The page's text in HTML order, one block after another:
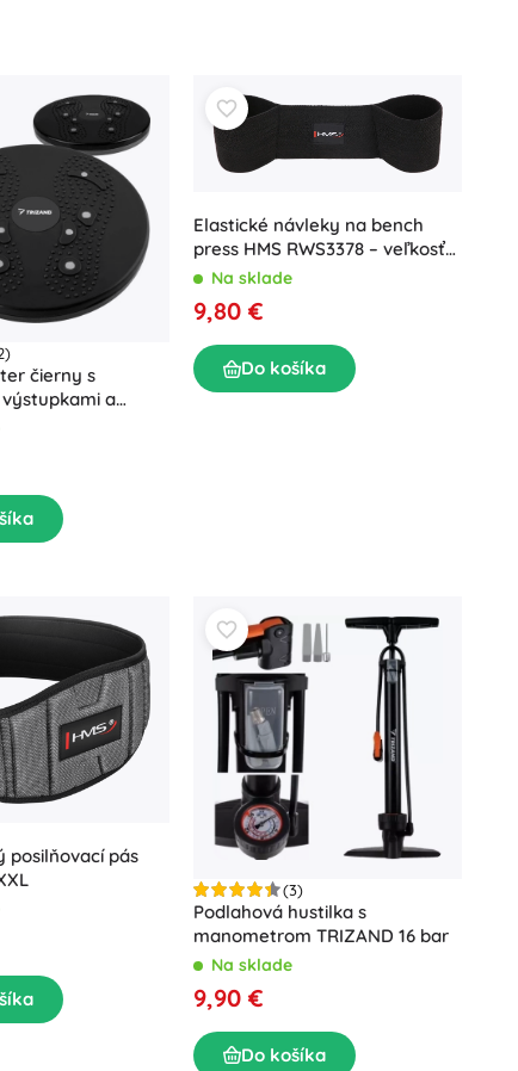
čierny s
a
Elastické návleky na bench
press HMS RWS3378 – veľkosť
M Na sklade
9,80 €
Do košíka
posilňovací pás
(3)
Podlahová hustilka s
manometrom TRIZAND 16 bar
Na sklade
9,90 €
Do košíka